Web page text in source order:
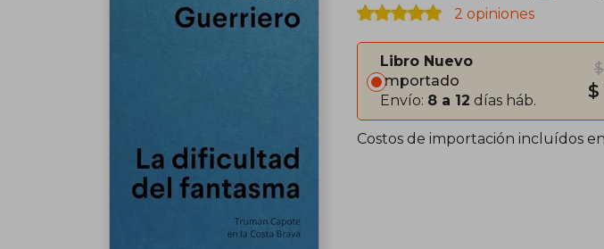
2 opiniones
Libro Nuevo
Importado
Envío: 8 a 12 días háb. $
Costos de importación incluídos